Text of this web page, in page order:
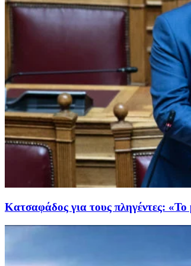
Κατσαφάδος για τους πληγέντες: «Το